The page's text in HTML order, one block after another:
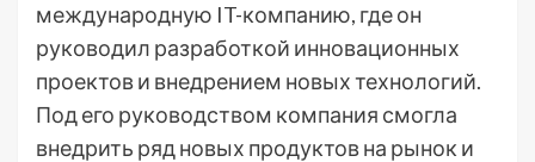
международную IT-компанию, где он
руководил разработкой инновационных
проектов и внедрением новых технологий.
Под его руководством компания смогла
внедрить ряд новых продуктов на рынок и